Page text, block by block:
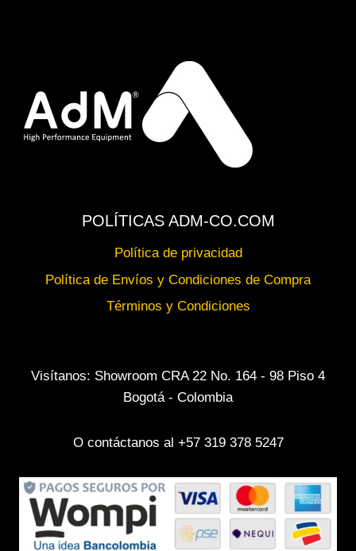
POLÍTICAS ADM-CO.COM
Política de privacidad
Política de Envíos y Condiciones de Compra
Términos y Condiciones
Visítanos: Showroom CRA 22 No. 164 - 98 Piso 4
Bogotá - Colombia
O contáctanos al +57 319 378 5247